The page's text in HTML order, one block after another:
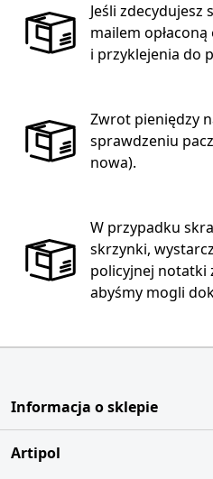
Jeśli zdecydujesz
mailem
i przyklejenia do
Zwrot pieniędzy
sprawdzeniu
nowa).
W przypadku
skrzynki,
policyjnej notatki
abyśmy mogli
Informacja o sklepie
Artipol